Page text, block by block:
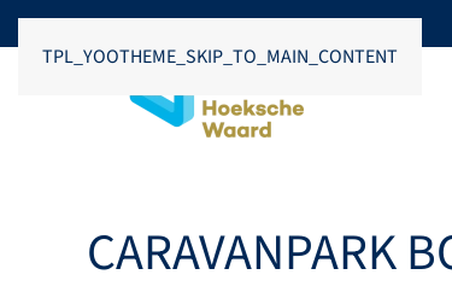
TPL_YOOTHEME_SKIP_TO_MAIN_CONTENT
CARAVANPARK